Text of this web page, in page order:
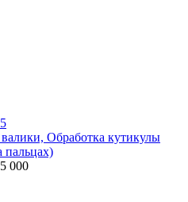
Обработка кутикулы
пальцах)
000